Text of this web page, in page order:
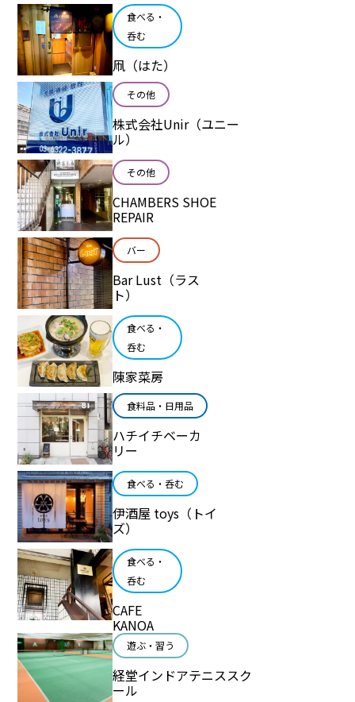
食べる・
呑む
凧（はた）
その他
株式会社Unir（ユニー
ル）
その他
CHAMBERS SHOE
REPAIR
バー
Bar Lust（ラス
ト）
食べる・
呑む
陳家菜房
食料品・日用品
ハチイチベーカ
リー
食べる・呑む
伊酒屋 toys（トイ
ズ）
食べる・
呑む
CAFE
KANOA
遊ぶ・習う
経堂インドアテニススク
ール